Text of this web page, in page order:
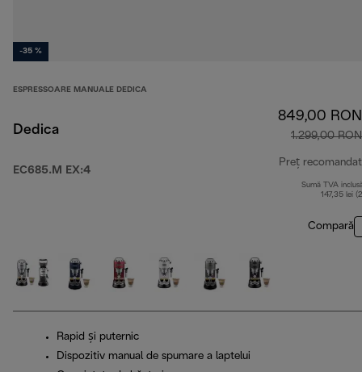
-35 %
ESPRESSOARE MANUALE DEDICA
Dedica
EC685.M EX:4
849,00 RON
1.299,00 RON
Preț recomandat
Sumă TVA
147,35 lei
Compară
Rapid și puternic
Dispozitiv manual de spumare a laptelui